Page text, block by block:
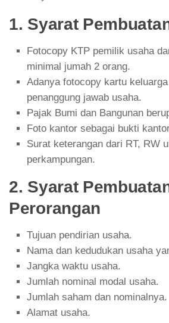
1. Syarat
Fotocopy KTP pemilik usaha
minimal jumah 2 orang.
Adanya fotocopy kartu
penanggung jawab usaha.
Pajak Bumi dan Bangunan
Foto kantor sebagai bukti
Surat keterangan dari RT, RW
perkampungan.
2. Syarat
Perorangan
Tujuan pendirian usaha.
Nama dan kedudukan usaha
Jangka waktu usaha.
Jumlah nominal modal usaha.
Jumlah saham dan nominalnya.
Alamat usaha.